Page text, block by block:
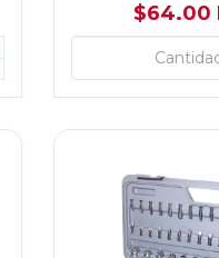
$64.00
+